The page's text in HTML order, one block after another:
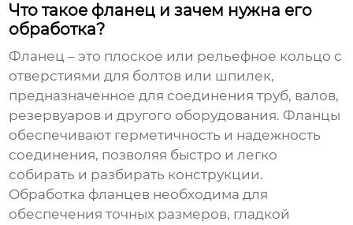
Что такое фланец и зачем нужна его
обработка?
Фланец – это плоское или рельефное кольцо с
отверстиями для болтов или шпилек,
предназначенное для соединения труб, валов,
резервуаров и другого оборудования. Фланцы
обеспечивают герметичность и надежность
соединения, позволяя быстро и легко
собирать и разбирать конструкции.
Обработка фланцев необходима для
обеспечения точных размеров, гладкой